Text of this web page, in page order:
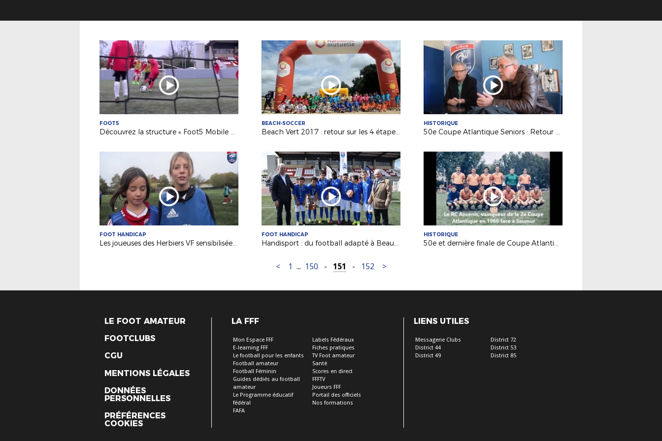
FOOT5
Découvrez la structure « Foot5 Mobile FFF » !
BEACH-SOCCER
Beach Vert 2017 : retour sur les 4 étapes de la 1ère semaine !
HISTORIQUE
50e Coupe Atlantique Seniors : Retour sur la victoire de l'ASPTT Nantes en 1982
FOOT HANDICAP
Les joueuses des Herbiers VF sensibilisées au football adapté
FOOT HANDICAP
Handisport : du football adapté à Beaucouzé avec la Ligue Sport Adapté Pays de la Loire
HISTORIQUE
50e et dernière finale de Coupe Atlantique Seniors : Souvenirs d'Ancenis en 1969...
< 1 ... 150 - 151 - 152 >
LE FOOT AMATEUR
FOOTCLUBS
CGU
MENTIONS LÉGALES
DONNÉES
PERSONNELLES
PRÉFÉRENCES
COOKIES
LA FFF
Mon Espace FFF
E-learning FFF
Le football pour les enfants
Football amateur
Football Féminin
Guides dédiés au football
amateur
Le Programme éducatif
fédéral
FAFA
Labels Fédéraux
Fiches pratiques
TV Foot amateur
Santé
Scores en direct
FFFTV
Joueurs FFF
Portail des officiels
Nos formations
LIENS UTILES
Messagerie Clubs
District 44
District 49
District 72
District 53
District 85